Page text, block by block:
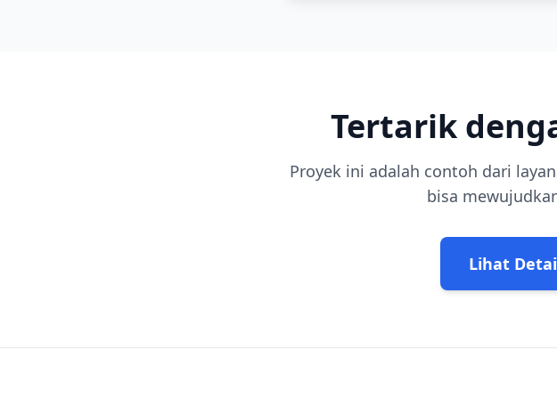
Tertarik
Proyek ini adalah contoh dari
bisa
Lihat